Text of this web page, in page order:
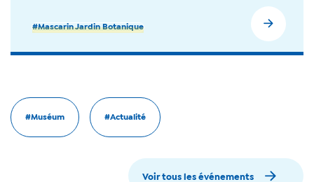
#Mascarin Jardin Botanique
#Muséum #Actualité
Voir tous les événements